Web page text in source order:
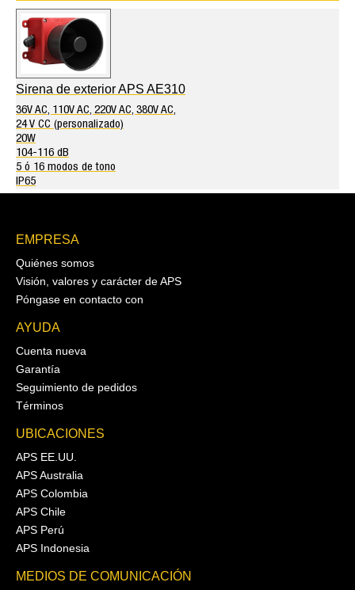
Sirena de exterior APS AE310
36V AC, 110V AC, 220V AC, 380V AC,
24 V CC (personalizado)
20W
104-116 dB
5 ó 16 modos de tono
IP65
EMPRESA
Quiénes somos
Visión, valores y carácter de APS
Póngase en contacto con
AYUDA
Cuenta nueva
Garantía
Seguimiento de pedidos
Términos
UBICACIONES
APS EE.UU.
APS Australia
APS Colombia
APS Chile
APS Perú
APS Indonesia
MEDIOS DE COMUNICACIÓN